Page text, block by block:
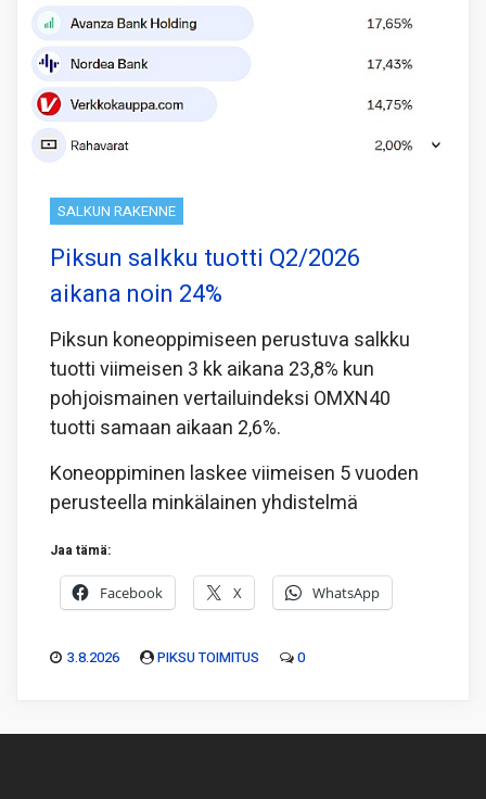
SALKUN RAKENNE
Piksun salkku tuotti Q2/2026
aikana noin 24%
Piksun koneoppimiseen perustuva salkku
tuotti viimeisen 3 kk aikana 23,8% kun
pohjoismainen vertailuindeksi OMXN40
tuotti samaan aikaan 2,6%.
Koneoppiminen laskee viimeisen 5 vuoden
perusteella minkälainen yhdistelmä
Jaa tämä:
Facebook X WhatsApp
3.8.2026 PIKSU TOIMITUS 0